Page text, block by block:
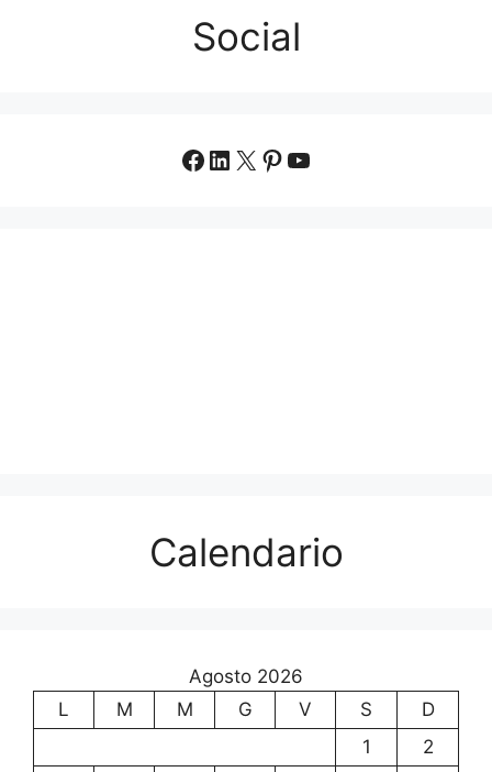
Social
Facebook
LinkedIn
X Pinterest
YouTube
Calendario
Agosto 2026
L
M M G V S
D
1
2